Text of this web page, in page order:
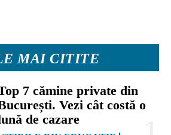
MAI CITITE
7 cămine private din
Vezi cât costă o
de cazare